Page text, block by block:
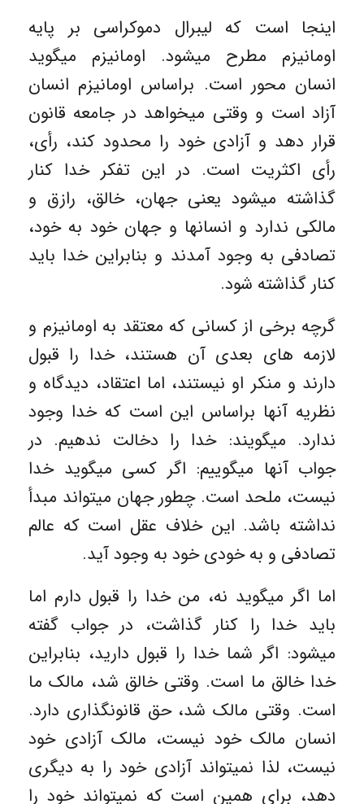
اینجا است که لیبرال دموکراسی بر پایه
اومانیزم مطرح میشود. اومانیزم میگوید
انسان محور است. براساس اومانیزم انسان
آزاد است و وقتی میخواهد در جامعه قانون
قرار دهد و آزادی خود را محدود کند، رأی،
رأی اکثریت است. در این تفکر خدا کنار
گذاشته میشود یعنی جهان، خالق، رازق و
مالکی ندارد و انسانها و جهان خود به خود،
تصادفی به وجود آمدند و بنابراین خدا باید
کنار گذاشته شود.
گرچه برخی از کسانی که معتقد به اومانیزم و
لازمه های بعدی آن هستند، خدا را قبول
دارند و منکر او نیستند، اما اعتقاد، دیدگاه و
نظریه آنها براساس این است که خدا وجود
ندارد. میگویند: خدا را دخالت ندهیم. در
جواب آنها میگوییم: اگر کسی میگوید خدا
نیست، ملحد است. چطور جهان میتواند مبدأ
نداشته باشد. این خلاف عقل است که عالم
تصادفی و به خودی خود به وجود آید.
اما اگر میگوید نه، من خدا را قبول دارم اما
باید خدا را کنار گذاشت، در جواب گفته
میشود: اگر شما خدا را قبول دارید، بنابراین
خدا خالق ما است. وقتی خالق شد، مالک ما
است. وقتی مالک شد، حق قانونگذاری دارد.
انسان مالک خود نیست، مالک آزادی خود
نیست، لذا نمیتواند آزادی خود را به دیگری
دهد، برای همین است که نمیتواند خود را